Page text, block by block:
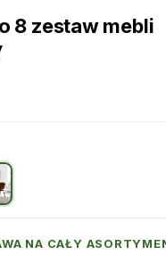
8 zestaw mebli
NA CAŁY